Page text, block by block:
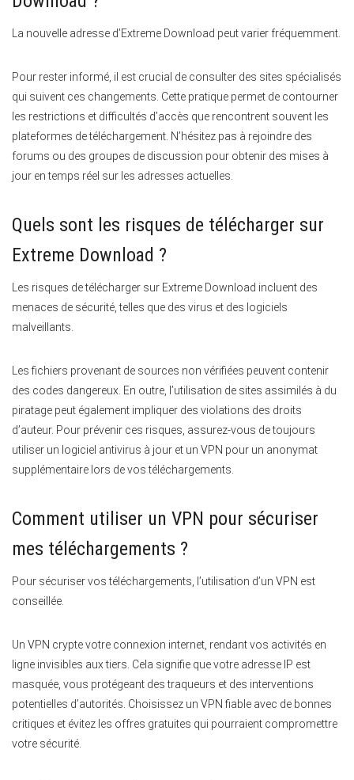
La nouvelle adresse d’Extreme Download peut varier fréquemment.
Pour rester informé, il est crucial de consulter des sites spécialisés
qui suivent ces changements. Cette pratique permet de contourner
les restrictions et difficultés d’accès que rencontrent souvent les
plateformes de téléchargement. N’hésitez pas à rejoindre des
forums ou des groupes de discussion pour obtenir des mises à
jour en temps réel sur les adresses actuelles.
Quels sont les risques de télécharger sur
Extreme Download ?
Les risques de télécharger sur Extreme Download incluent des
menaces de sécurité, telles que des virus et des logiciels
malveillants.
Les fichiers provenant de sources non vérifiées peuvent contenir
des codes dangereux. En outre, l’utilisation de sites assimilés à du
piratage peut également impliquer des violations des droits
d’auteur. Pour prévenir ces risques, assurez-vous de toujours
utiliser un logiciel antivirus à jour et un VPN pour un anonymat
supplémentaire lors de vos téléchargements.
Comment utiliser un VPN pour sécuriser
mes téléchargements ?
Pour sécuriser vos téléchargements, l’utilisation d’un VPN est
conseillée.
Un VPN crypte votre connexion internet, rendant vos activités en
ligne invisibles aux tiers. Cela signifie que votre adresse IP est
masquée, vous protégeant des traqueurs et des interventions
potentielles d’autorités. Choisissez un VPN fiable avec de bonnes
critiques et évitez les offres gratuites qui pourraient compromettre
votre sécurité.